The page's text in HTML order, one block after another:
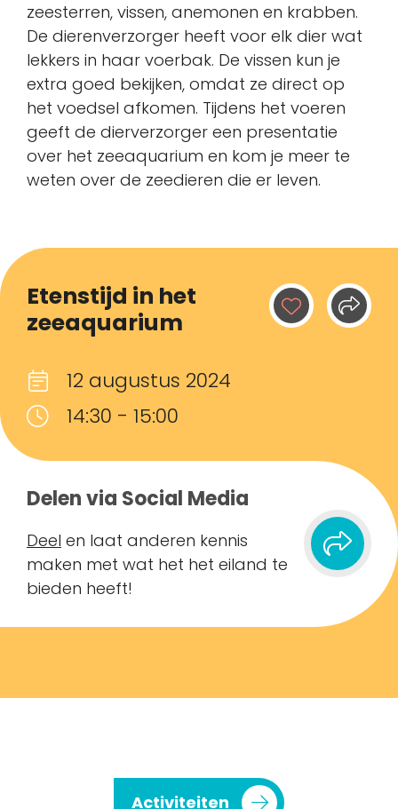
Etenstijd in het
zeeaquarium
12 augustus 2024
14:30 - 15:00
Delen via Social Media
Deel en laat anderen kennis
maken met wat het het eiland te
bieden heeft!
zeesterren, vissen, anemonen en krabben.
De dierenverzorger heeft voor elk dier wat
lekkers in haar voerbak. De vissen kun je
extra goed bekijken, omdat ze direct op
het voedsel afkomen. Tijdens het voeren
geeft de dierverzorger een presentatie
over het zeeaquarium en kom je meer te
weten over de zeedieren die er leven.
Activiteiten